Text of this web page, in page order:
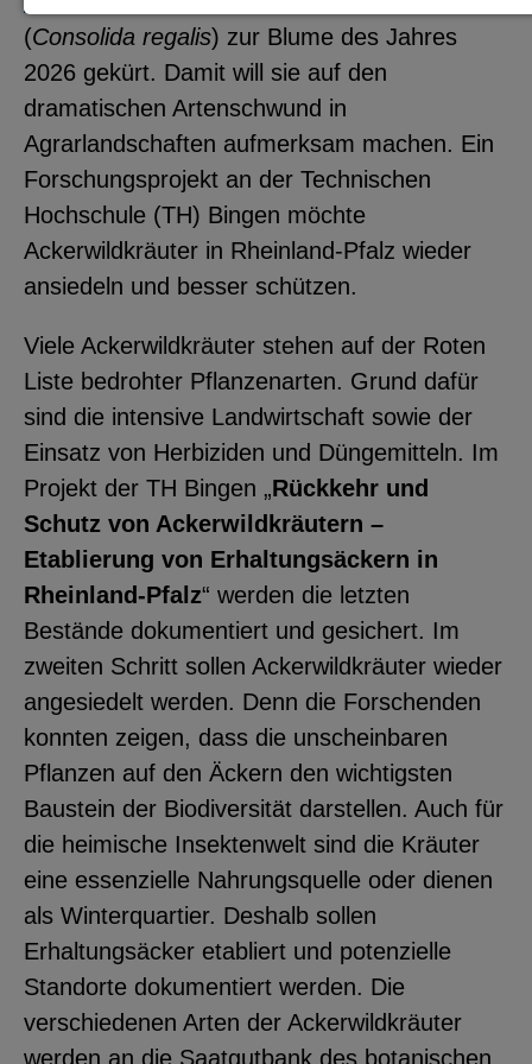
(Consolida regalis) zur Blume des Jahres
2026 gekürt. Damit will sie auf den
dramatischen Artenschwund in
Agrarlandschaften aufmerksam machen. Ein
Forschungsprojekt an der Technischen
Hochschule (TH) Bingen möchte
Ackerwildkräuter in Rheinland-Pfalz wieder
ansiedeln und besser schützen.
Viele Ackerwildkräuter stehen auf der Roten
Liste bedrohter Pflanzenarten. Grund dafür
sind die intensive Landwirtschaft sowie der
Einsatz von Herbiziden und Düngemitteln. Im
Projekt der TH Bingen „Rückkehr und
Schutz von Ackerwildkräutern –
Etablierung von Erhaltungsäckern in
Rheinland-Pfalz“ werden die letzten
Bestände dokumentiert und gesichert. Im
zweiten Schritt sollen Ackerwildkräuter wieder
angesiedelt werden. Denn die Forschenden
konnten zeigen, dass die unscheinbaren
Pflanzen auf den Äckern den wichtigsten
Baustein der Biodiversität darstellen. Auch für
die heimische Insektenwelt sind die Kräuter
eine essenzielle Nahrungsquelle oder dienen
als Winterquartier. Deshalb sollen
Erhaltungsäcker etabliert und potenzielle
Standorte dokumentiert werden. Die
verschiedenen Arten der Ackerwildkräuter
werden an die Saatgutbank des botanischen
Notwendige Cookies zur Session-
Verwaltung und für die generelle
Funktionalität der Seite (immer
notwendig).
EXTERNE MEDIEN
Benutzerdaten durch
Drittanbieter, bspw. über das
Einbinden externer Videos,
Standortdaten oder
Stellenanzeigen.
YouTube
ChatBot